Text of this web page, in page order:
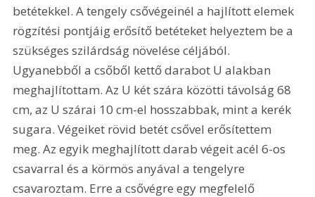
betétekkel. A tengely csővégeinél a hajlított elemek
rögzítési pontjáig erősítő betéteket helyeztem be a
szükséges szilárdság növelése céljából.
Ugyanebből a csőből kettő darabot U alakban
meghajlítottam. Az U két szára közötti távolság 68
cm, az U szárai 10 cm-el hosszabbak, mint a kerék
sugara. Végeiket rövid betét csővel erősítettem
meg. Az egyik meghajlított darab végeit acél 6-os
csavarral és a körmös anyával a tengelyre
csavaroztam. Erre a csővégre egy megfelelő